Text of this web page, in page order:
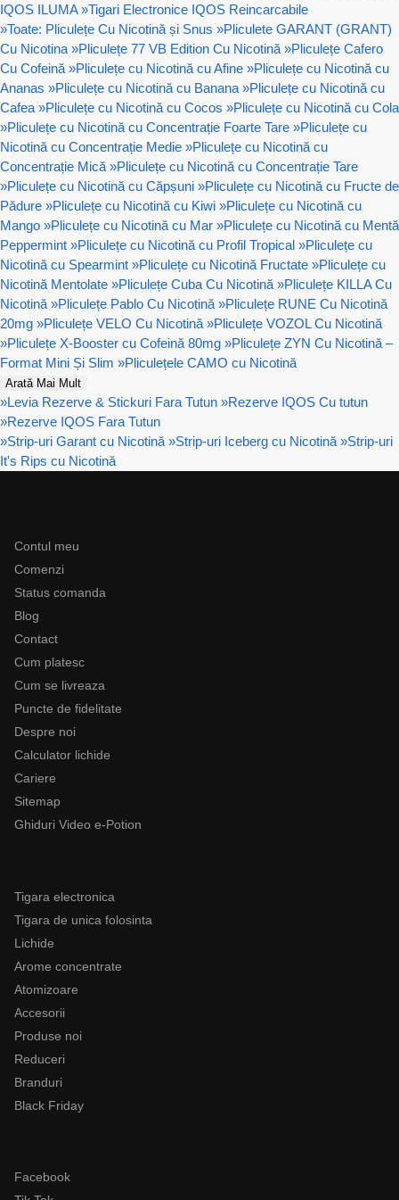
IQOS ILUMA »Tigari Electronice IQOS Reincarcabile
»Toate: Pliculețe Cu Nicotină și Snus »Pliculete GARANT (GRANT)
Cu Nicotina »Pliculețe 77 VB Edition Cu Nicotină »Pliculețe Cafero
Cu Cofeină »Pliculețe cu Nicotină cu Afine »Pliculețe cu Nicotină cu
Ananas »Pliculețe cu Nicotină cu Banana »Pliculețe cu Nicotină cu
Cafea »Pliculețe cu Nicotină cu Cocos »Pliculețe cu Nicotină cu Cola
»Pliculețe cu Nicotină cu Concentrație Foarte Tare »Pliculețe cu
Nicotină cu Concentrație Medie »Pliculețe cu Nicotină cu
Concentrație Mică »Pliculețe cu Nicotină cu Concentrație Tare
»Pliculețe cu Nicotină cu Căpșuni »Pliculețe cu Nicotină cu Fructe de
Pădure »Pliculețe cu Nicotină cu Kiwi »Pliculețe cu Nicotină cu
Mango »Pliculețe cu Nicotină cu Mar »Pliculețe cu Nicotină cu Mentă
Peppermint »Pliculețe cu Nicotină cu Profil Tropical »Pliculețe cu
Nicotină cu Spearmint »Pliculețe cu Nicotină Fructate »Pliculețe cu
Nicotină Mentolate »Pliculețe Cuba Cu Nicotină »Pliculețe KILLA Cu
Nicotină »Pliculețe Pablo Cu Nicotină »Pliculețe RUNE Cu Nicotină
20mg »Pliculețe VELO Cu Nicotină »Pliculețe VOZOL Cu Nicotină
»Pliculețe X-Booster cu Cofeină 80mg »Pliculețe ZYN Cu Nicotină –
Format Mini Și Slim »Pliculețele CAMO cu Nicotină
Arată Mai Mult
»Levia Rezerve & Stickuri Fara Tutun »Rezerve IQOS Cu tutun
»Rezerve IQOS Fara Tutun
»Strip-uri Garant cu Nicotină »Strip-uri Iceberg cu Nicotină »Strip-uri
It's Rips cu Nicotină
Contul meu
Comenzi
Status comanda
Blog
Contact
Cum platesc
Cum se livreaza
Puncte de fidelitate
Despre noi
Calculator lichide
Cariere
Sitemap
Ghiduri Video e-Potion
Tigara electronica
Tigara de unica folosinta
Lichide
Arome concentrate
Atomizoare
Accesorii
Produse noi
Reduceri
Branduri
Black Friday
Facebook